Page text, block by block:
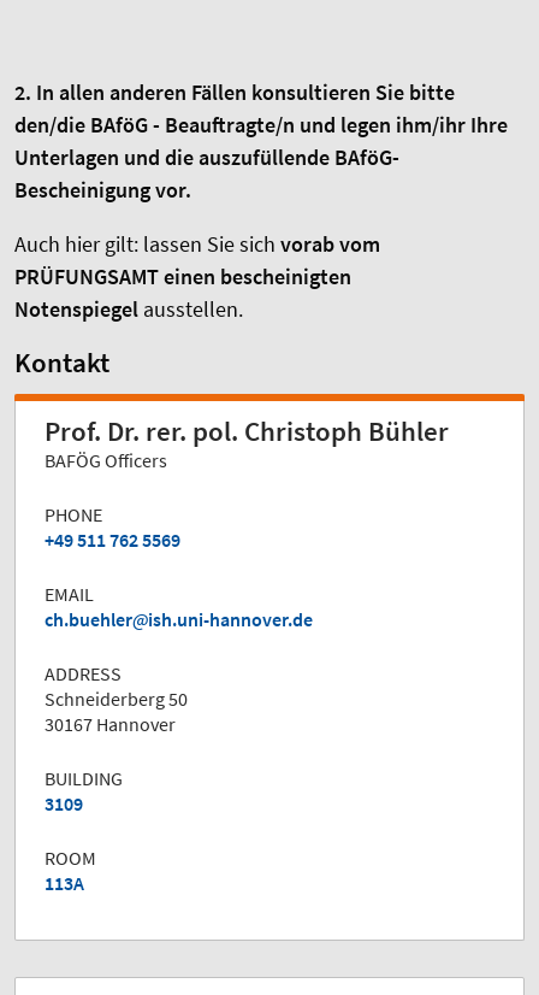
2. In allen anderen Fällen konsultieren Sie bitte
den/die BAföG - Beauftragte/n und legen ihm/ihr Ihre
Unterlagen und die auszufüllende BAföG-
Bescheinigung vor.
Auch hier gilt: lassen Sie sich vorab vom
PRÜFUNGSAMT einen bescheinigten
Notenspiegel ausstellen.
Kontakt
Prof. Dr. rer. pol. Christoph Bühler
BAFÖG Officers
PHONE
+49 511 762 5569
EMAIL
ch.buehler
ish.uni-hannover.de
ADDRESS
Schneiderberg 50
30167 Hannover
BUILDING
3109
ROOM
113A